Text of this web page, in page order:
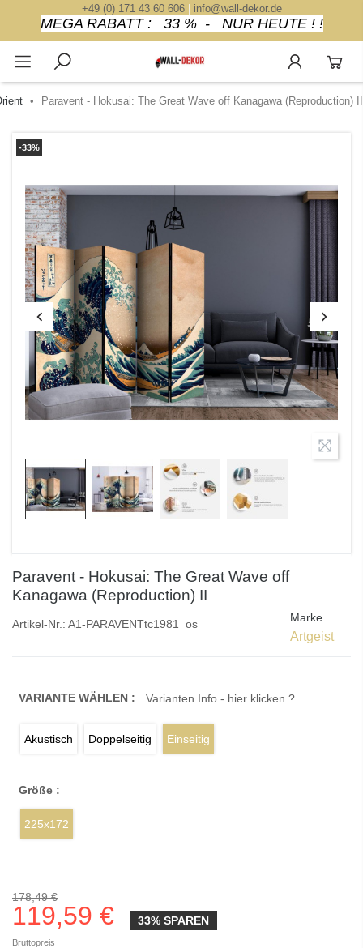
+49 (0) 171 43 60 606| info@wall-dekor.de
MEGA RABATT : 33 % - NUR HEUTE ! !
Paravent - Hokusai: The Great Wave off Kanagawa (Reproduction) II
-33%
Paravent - Hokusai: The Great Wave off
Kanagawa (Reproduction) II
Artikel-Nr.: A1-PARAVENTtc1981_os Marke
Artgeist
VARIANTE WÄHLEN : Varianten Info - hier klicken ?
Akustisch Doppelseitig Einseitig
Größe :
225x172
178,49 €
119,59 € 33% SPAREN
Bruttopreis